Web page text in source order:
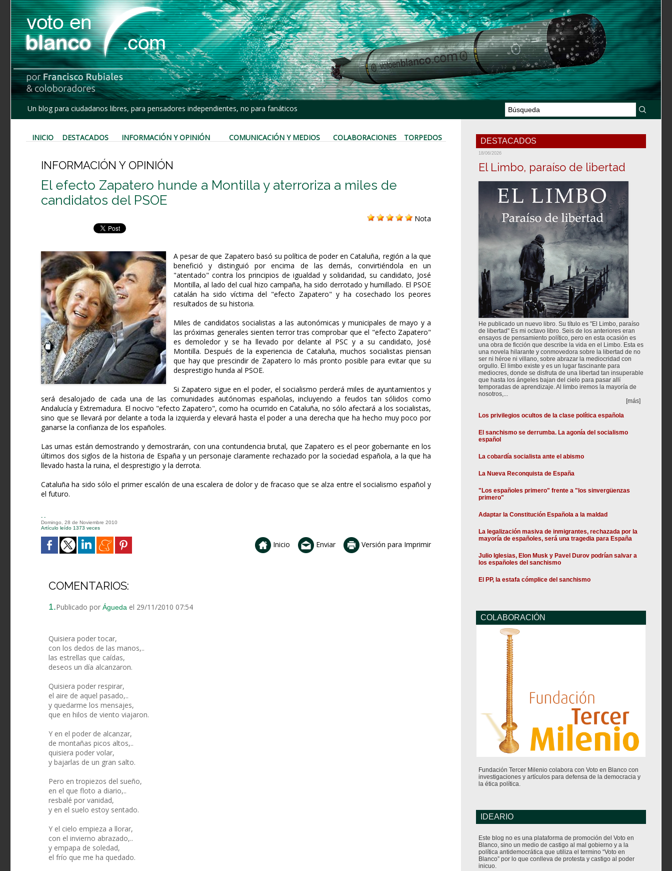
Un blog para ciudadanos libres, para pensadores independientes, no para fanáticos
INICIO DESTACADOS INFORMACIÓN Y OPINIÓN COMUNICACIÓN Y MEDIOS COLABORACIONES TORPEDOS
INFORMACIÓN Y OPINIÓN
El efecto Zapatero hunde a Montilla y aterroriza a miles de
candidatos del PSOE
Nota
A pesar de que Zapatero basó su política de poder en Cataluña, región a la que
benefició y distinguió por encima de las demás, convirtiéndola en un
"atentado" contra los principios de igualdad y solidaridad, su candidato, José
Montilla, al lado del cual hizo campaña, ha sido derrotado y humillado. El PSOE
catalán ha sido víctima del "efecto Zapatero" y ha cosechado los peores
resultados de su historia.
Miles de candidatos socialistas a las autonómicas y municipales de mayo y a
las próximas generales sienten terror tras comprobar que el "efecto Zapatero"
es demoledor y se ha llevado por delante al PSC y a su candidato, José
Montilla. Después de la experiencia de Cataluña, muchos socialistas piensan
que hay que prescindir de Zapatero lo más pronto posible para evitar que su
desprestigio hunda al PSOE.
Si Zapatero sigue en el poder, el socialismo perderá miles de ayuntamientos y
será desalojado de cada una de las comunidades autónomas españolas, incluyendo a feudos tan sólidos como
Andalucía y Extremadura. El nocivo "efecto Zapatero", como ha ocurrido en Cataluña, no sólo afectará a los socialistas,
sino que se llevará por delante a toda la izquierda y elevará hasta el poder a una derecha que ha hecho muy poco por
ganarse la confianza de los españoles.
Las urnas están demostrando y demostrarán, con una contundencia brutal, que Zapatero es el peor gobernante en los
últimos dos siglos de la historia de España y un personaje claramente rechazado por la sociedad española, a la que ha
llevado hasta la ruina, el desprestigio y la derrota.
Cataluña ha sido sólo el primer escalón de una escalera de dolor y de fracaso que se alza entre el socialismo español y
el futuro.
- -
Domingo, 28 de Noviembre 2010
Artículo leído 1373 veces
Inicio Enviar Versión para Imprimir
COMENTARIOS:
1.Publicado por Águeda el 29/11/2010 07:54
Quisiera poder tocar,
con los dedos de las manos,..
las estrellas que caídas,
deseos un día alcanzaron.
Quisiera poder respirar,
el aire de aquel pasado,..
y quedarme los mensajes,
que en hilos de viento viajaron.
Y en el poder de alcanzar,
de montañas picos altos,..
quisiera poder volar,
y bajarlas de un gran salto.
Pero en tropiezos del sueño,
en el que floto a diario,..
resbalé por vanidad,
y en el suelo estoy sentado.
Y el cielo empieza a llorar,
con el invierno abrazado,..
y empapa de soledad,
el frío que me ha quedado.
DESTACADOS
18/06/2026
El Limbo, paraíso de libertad
He publicado un nuevo libro. Su título es "El Limbo, paraíso
de libertad" Es mi octavo libro. Seis de los anteriores eran
ensayos de pensamiento político, pero en esta ocasión es
una obra de ficción que describe la vida en el Limbo. Esta es
una novela hilarante y conmovedora sobre la libertad de no
ser ni héroe ni villano, sobre abrazar la mediocridad con
orgullo. El limbo existe y es un lugar fascinante para
mediocres, donde se disfruta de una libertad tan insuperable
que hasta los ángeles bajan del cielo para pasar allí
temporadas de aprendizaje. Al limbo iremos la mayoría de
nosotros,...
[más]
Los privilegios ocultos de la clase política española
El sanchismo se derrumba. La agonía del socialismo
español
La cobardía socialista ante el abismo
La Nueva Reconquista de España
"Los españoles primero" frente a "los sinvergüenzas
primero"
Adaptar la Constitución Española a la maldad
La legalización masiva de inmigrantes, rechazada por la
mayoría de españoles, será una tragedia para España
Julio Iglesias, Elon Musk y Pavel Durov podrían salvar a
los españoles del sanchismo
El PP, la estafa cómplice del sanchismo
COLABORACIÓN
Fundación Tercer Milenio colabora con Voto en Blanco con
investigaciones y artículos para defensa de la democracia y
la ética política.
IDEARIO
Este blog no es una plataforma de promoción del Voto en
Blanco, sino un medio de castigo al mal gobierno y a la
política antidemocrática que utiliza el termino “Voto en
Blanco” por lo que conlleva de protesta y castigo al poder
inicuo.